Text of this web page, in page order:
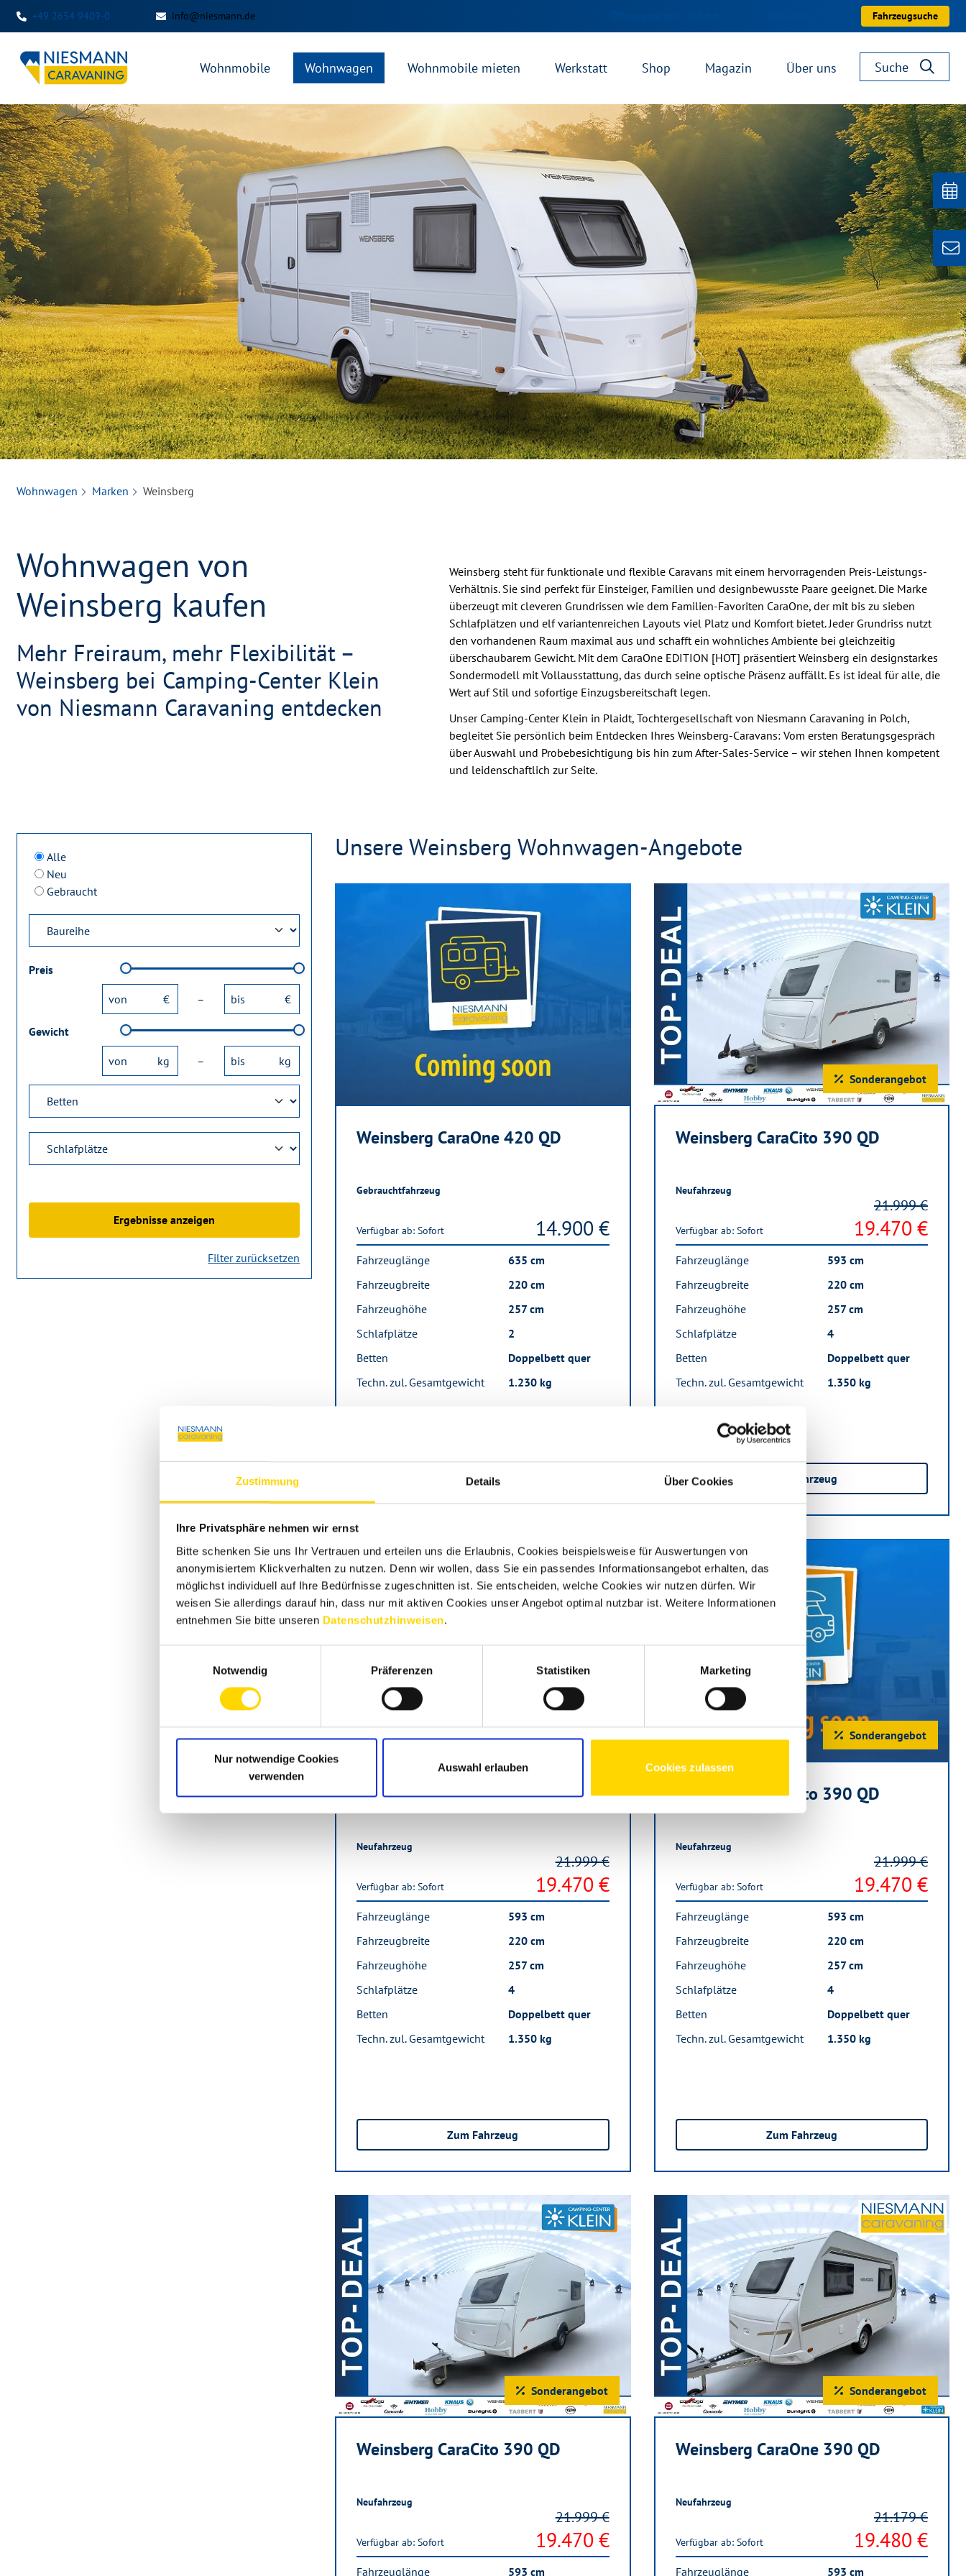
Zustimmung Details Über Cookies
Ihre Privatsphäre nehmen wir ernst
Bitte schenken Sie uns Ihr Vertrauen und erteilen uns die Erlaubnis, Cookies beispielsweise für Auswertungen von
anonymisiertem Klickverhalten zu nutzen. Denn wir wollen, dass Sie ein passendes Informationsangebot erhalten, das
möglichst individuell auf Ihre Bedürfnisse zugeschnitten ist. Sie entscheiden, welche Cookies wir nutzen dürfen. Wir
weisen Sie allerdings darauf hin, dass nur mit aktiven Cookies unser Angebot optimal nutzbar ist. Weitere Informationen
entnehmen Sie bitte unseren Datenschutzhinweisen.
Notwendig
Präferenzen Statistiken Marketing
Nur notwendige Cookies
verwenden
Auswahl erlauben Cookies zulassen
+49 2654 9409-0 info@niesmann.de Fahrzeugsuche
Wohnmobile Wohnwagen Wohnmobile mieten Werkstatt Shop Magazin Über uns Suche
Wohnwagen Marken Weinsberg
Wohnwagen von
Weinsberg kaufen
Mehr Freiraum, mehr Flexibilität –
Weinsberg bei Camping-Center Klein
von Niesmann Caravaning entdecken
Weinsberg steht für funktionale und flexible Caravans mit einem hervorragenden Preis-Leistungs-
Verhältnis. Sie sind perfekt für Einsteiger, Familien und designbewusste Paare geeignet. Die Marke
überzeugt mit cleveren Grundrissen wie dem Familien-Favoriten CaraOne, der mit bis zu sieben
Schlafplätzen und elf variantenreichen Layouts viel Platz und Komfort bietet. Jeder Grundriss nutzt
den vorhandenen Raum maximal aus und schafft ein wohnliches Ambiente bei gleichzeitig
überschaubarem Gewicht. Mit dem CaraOne EDITION [HOT] präsentiert Weinsberg ein designstarkes
Sondermodell mit Vollausstattung, das durch seine optische Präsenz auffällt. Es ist ideal für alle, die
Wert auf Stil und sofortige Einzugsbereitschaft legen.
Unser Camping-Center Klein in Plaidt, Tochtergesellschaft von Niesmann Caravaning in Polch,
begleitet Sie persönlich beim Entdecken Ihres Weinsberg-Caravans: Vom ersten Beratungsgespräch
über Auswahl und Probebesichtigung bis hin zum After-Sales-Service – wir stehen Ihnen kompetent
und leidenschaftlich zur Seite.
Alle
Neu
Gebraucht
Preis
–
Gewicht
–
Ergebnisse anzeigen
Filter zurücksetzen
Unsere Weinsberg Wohnwagen-Angebote
Weinsberg CaraOne 420 QD
Gebrauchtfahrzeug
Verfügbar ab: Sofort 14.900 €
Fahrzeuglänge
635 cm
Fahrzeugbreite
220 cm
Fahrzeughöhe
257 cm
Schlafplätze
2
Betten
Doppelbett quer
Techn. zul. Gesamtgewicht
1.230 kg
Zum Fahrzeug
Sonderangebot
Weinsberg CaraCito 390 QD
Neufahrzeug
Verfügbar ab: Sofort 19.470 €
21.999 €
Fahrzeuglänge
593 cm
Fahrzeugbreite
220 cm
Fahrzeughöhe
257 cm
Schlafplätze
4
Betten
Doppelbett quer
Techn. zul. Gesamtgewicht
1.350 kg
Zum Fahrzeug
Sonderangebot
Weinsberg CaraCito 390 QD
Neufahrzeug
Verfügbar ab: Sofort 19.470 €
21.999 €
Fahrzeuglänge
593 cm
Fahrzeugbreite
220 cm
Fahrzeughöhe
257 cm
Schlafplätze
4
Betten
Doppelbett quer
Techn. zul. Gesamtgewicht
1.350 kg
Zum Fahrzeug
Sonderangebot
Weinsberg CaraCito 390 QD
Neufahrzeug
Verfügbar ab: Sofort 19.470 €
21.999 €
Fahrzeuglänge
593 cm
Fahrzeugbreite
220 cm
Fahrzeughöhe
257 cm
Schlafplätze
4
Betten
Doppelbett quer
Techn. zul. Gesamtgewicht
1.350 kg
Zum Fahrzeug
Sonderangebot
Weinsberg CaraCito 390 QD
Neufahrzeug
Verfügbar ab: Sofort 19.470 €
21.999 €
Fahrzeuglänge 593 cm
Sonderangebot
Weinsberg CaraOne 390 QD
Neufahrzeug
Verfügbar ab: Sofort 19.480 €
21.179 €
Fahrzeuglänge 593 cm